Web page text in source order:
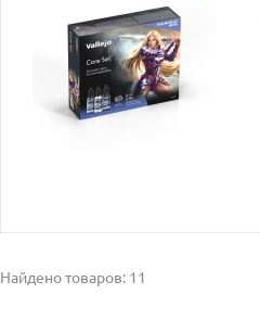
Найдено товаров: 11